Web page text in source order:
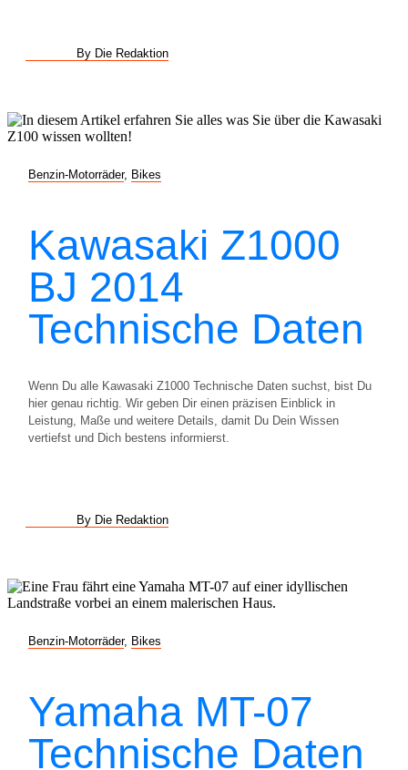
By Die Redaktion
Benzin-Motorräder, Bikes
Kawasaki Z1000
BJ 2014
Technische Daten
Wenn Du alle Kawasaki Z1000 Technische Daten suchst, bist Du
hier genau richtig. Wir geben Dir einen präzisen Einblick in
Leistung, Maße und weitere Details, damit Du Dein Wissen
vertiefst und Dich bestens informierst.
By Die Redaktion
Benzin-Motorräder, Bikes
Yamaha MT-07
Technische Daten